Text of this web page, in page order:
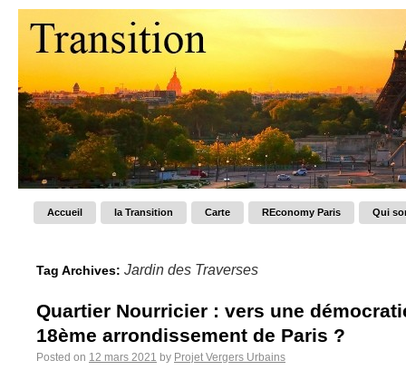
Accueil la Transition Carte REconomy Paris Qui
Tag Archives: Jardin des Traverses
Quartier Nourricier : vers une
18ème arrondissement de Paris ?
Posted on 12 mars 2021 by Projet Vergers Urbains